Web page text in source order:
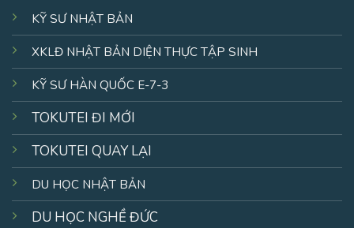
KỸ SƯ NHẬT BẢN
XKLĐ NHẬT BẢN DIỆN THỰC TẬP SINH
KỸ SƯ HÀN QUỐC E-7-3
TOKUTEI ĐI MỚI
TOKUTEI QUAY LẠI
DU HỌC NHẬT BẢN
DU HỌC NGHỀ ĐỨC